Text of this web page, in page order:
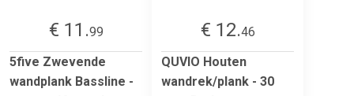
€ 11.99
5five Zwevende
wandplank Bassline -
€ 12.46
QUVIO Houten
wandrek/plank - 30